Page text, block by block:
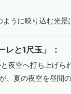
うに映り込む光景
と1尺玉」 ：
夜空へ打ち上げら
、夏の夜空を昼間